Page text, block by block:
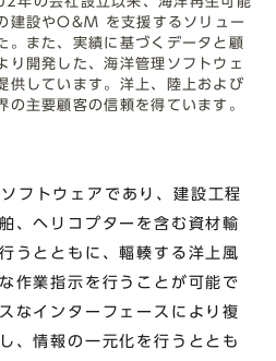
建設やO&M を支援するソリュー
。また、実績に基づくデータと顧
り開発した、海洋管理ソフトウェ
供しています。洋上、陸上および
の主要顧客の信頼を得ています。
フトウェアであり、建設工程
、ヘリコプターを含む資材輸
うとともに、輻輳する洋上風
作業指示を行うことが可能で
なインターフェースにより複
、情報の一元化を行うととも